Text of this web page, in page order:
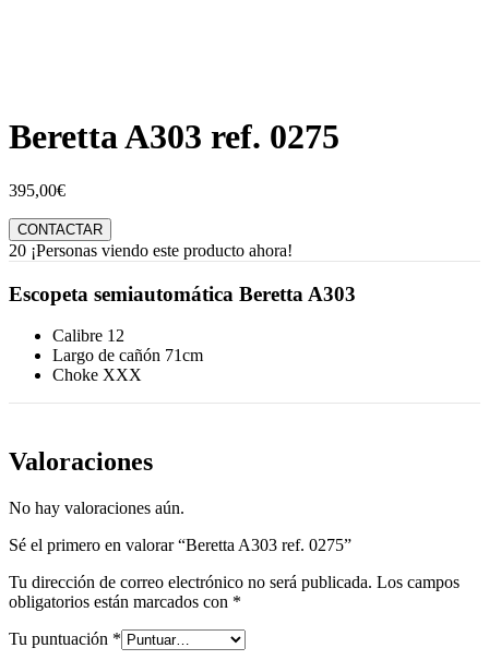
Beretta A303 ref. 0275
395,00€
CONTACTAR
20 ¡Personas viendo este producto ahora!
Escopeta semiautomática Beretta A303
Calibre 12
Largo de cañón 71cm
Choke XXX
Valoraciones
No hay valoraciones aún.
Sé el primero en valorar “Beretta A303 ref. 0275”
Tu dirección de correo electrónico no será publicada. Los campos
obligatorios están marcados con *
Tu puntuación *